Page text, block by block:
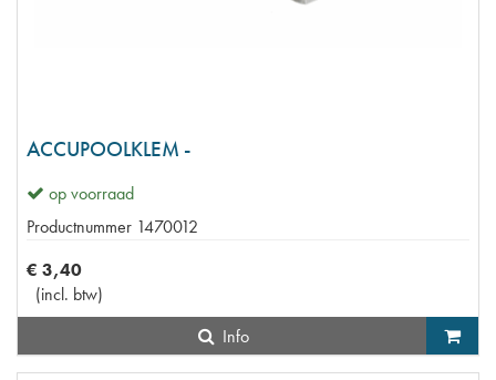
ACCUPOOLKLEM -
op voorraad
Productnummer 1470012
€ 3,40
(incl. btw)
Info